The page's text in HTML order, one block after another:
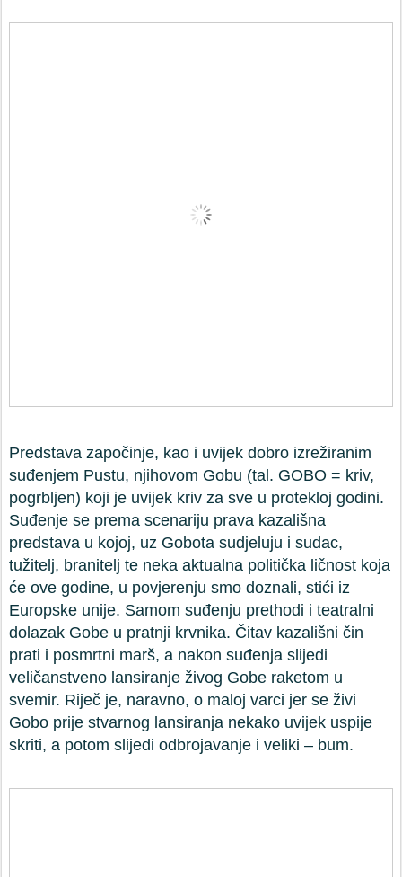
Predstava započinje, kao i uvijek dobro izrežiranim
suđenjem Pustu, njihovom Gobu (tal. GOBO = kriv,
pogrbljen) koji je uvijek kriv za sve u protekloj godini.
Suđenje se prema scenariju prava kazališna
predstava u kojoj, uz Gobota sudjeluju i sudac,
tužitelj, branitelj te neka aktualna politička ličnost koja
će ove godine, u povjerenju smo doznali, stići iz
Europske unije. Samom suđenju prethodi i teatralni
dolazak Gobe u pratnji krvnika. Čitav kazališni čin
prati i posmrtni marš, a nakon suđenja slijedi
veličanstveno lansiranje živog Gobe raketom u
svemir. Riječ je, naravno, o maloj varci jer se živi
Gobo prije stvarnog lansiranja nekako uvijek uspije
skriti, a potom slijedi odbrojavanje i veliki – bum.